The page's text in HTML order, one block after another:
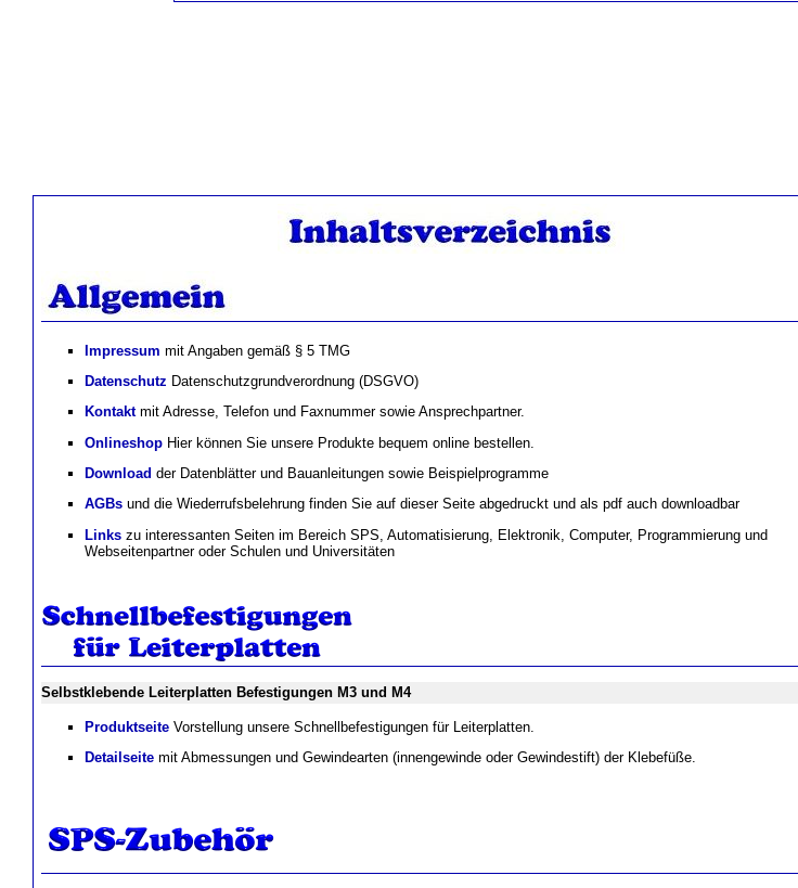
Impressum mit Angaben gemäß § 5 TMG
Datenschutz Datenschutzgrundverordnung (DSGVO)
Kontaktmit Adresse, Telefon und Faxnummer sowie Ansprechpartner.
Onlineshop Hier können Sie unsere Produkte bequem online bestellen.
Download der Datenblätter und Bauanleitungen sowie Beispielprogramme
AGBs und die Wiederrufsbelehrung finden Sie auf dieser Seite abgedruckt und als pdf auch downloadbar
Links zu interessanten Seiten im Bereich SPS, Automatisierung, Elektronik, Computer, Programmierung und
Webseitenpartner oder Schulen und Universitäten
Selbstklebende Leiterplatten Befestigungen M3 und M4
Produktseite Vorstellung unsere Schnellbefestigungen für Leiterplatten.
Detailseite mit Abmessungen und Gewindearten (innengewinde oder Gewindestift) der Klebefüße.